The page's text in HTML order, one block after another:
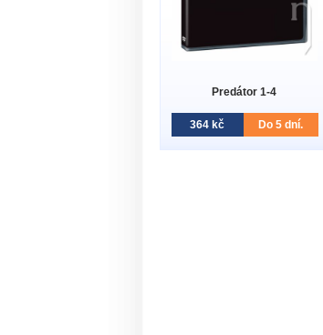
Predátor 1-4
364 kč Do 5 dní.